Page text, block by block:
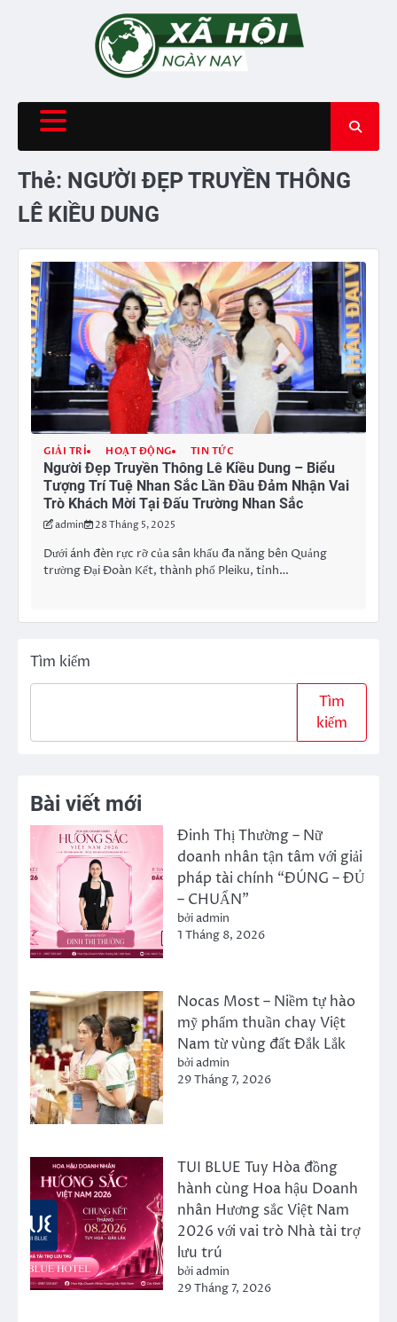
Thẻ: NGƯỜI ĐẸP TRUYỀN THÔNG
LÊ KIỀU DUNG
GIẢI TRÍ HOẠT ĐỘNG TIN TỨC
Người Đẹp Truyền Thông Lê Kiều Dung – Biểu
Tượng Trí Tuệ Nhan Sắc Lần Đầu Đảm Nhận Vai
Trò Khách Mời Tại Đấu Trường Nhan Sắc
admin 28 Tháng 5, 2025
Dưới ánh đèn rực rỡ của sân khấu đa năng bên Quảng
trường Đại Đoàn Kết, thành phố Pleiku, tỉnh…
Tìm kiếm
Tìm
kiếm
Bài viết mới
Đinh Thị Thường – Nữ
doanh nhân tận tâm với giải
pháp tài chính “ĐÚNG – ĐỦ
– CHUẨN”
bởi admin
1 Tháng 8, 2026
Nocas Most – Niềm tự hào
mỹ phẩm thuần chay Việt
Nam từ vùng đất Đắk Lắk
bởi admin
29 Tháng 7, 2026
TUI BLUE Tuy Hòa đồng
hành cùng Hoa hậu Doanh
nhân Hương sắc Việt Nam
2026 với vai trò Nhà tài trợ
lưu trú
bởi admin
29 Tháng 7, 2026